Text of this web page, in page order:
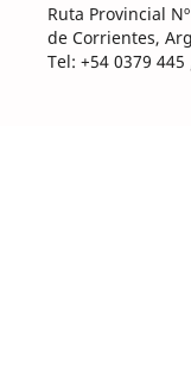
Ruta Provincial
de Corrientes,
Tel: +54 0379